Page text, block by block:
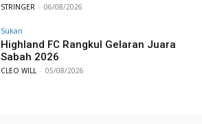
STRINGER - 06/08/2026
Sukan
Highland FC Rangkul Gelaran Juara
Sabah 2026
CLEO WILL - 05/08/2026